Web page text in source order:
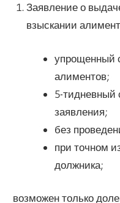
Заявление о
взыскании
упрощенный
алиментов;
5-тидневный
заявления;
без
при точном
должника;
возможен только